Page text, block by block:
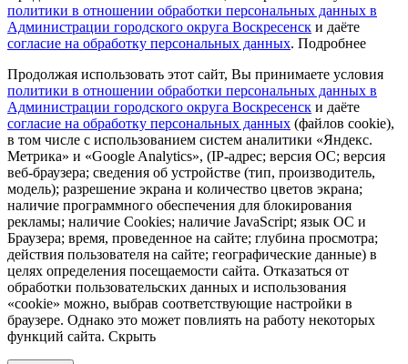
политики в отношении обработки персональных данных в
Администрации городского округа Воскресенск и даёте
согласие на обработку персональных данных. Подробнее
Продолжая использовать этот сайт, Вы принимаете условия
политики в отношении обработки персональных данных в
Администрации городского округа Воскресенск и даёте
согласие на обработку персональных данных (файлов cookie),
в том числе с использованием систем аналитики «Яндекс.
Метрика» и «Google Analytics», (IP-адрес; версия ОС; версия
веб-браузера; сведения об устройстве (тип, производитель,
модель); разрешение экрана и количество цветов экрана;
наличие программного обеспечения для блокирования
рекламы; наличие Cookies; наличие JavaScript; язык ОС и
Браузера; время, проведенное на сайте; глубина просмотра;
действия пользователя на сайте; географические данные) в
целях определения посещаемости сайта. Отказаться от
обработки пользовательских данных и использования
«cookie» можно, выбрав соответствующие настройки в
браузере. Однако это может повлиять на работу некоторых
функций сайта. Скрыть